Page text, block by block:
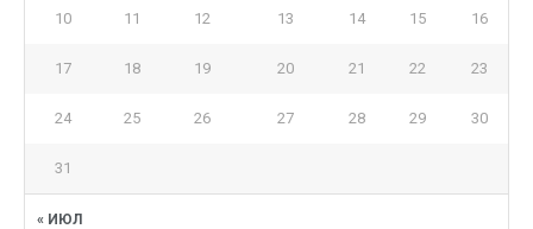
« ИЮЛ
10 11 12 13 14 15 16
17 18 19 20 21 22 23
24 25 26 27 28 29 30
31